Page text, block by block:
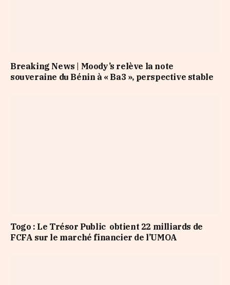
Breaking News | Moody’s relève la note
souveraine du Bénin à « Ba3 », perspective stable
Togo : Le Trésor Public obtient 22 milliards de
FCFA sur le marché financier de l’UMOA